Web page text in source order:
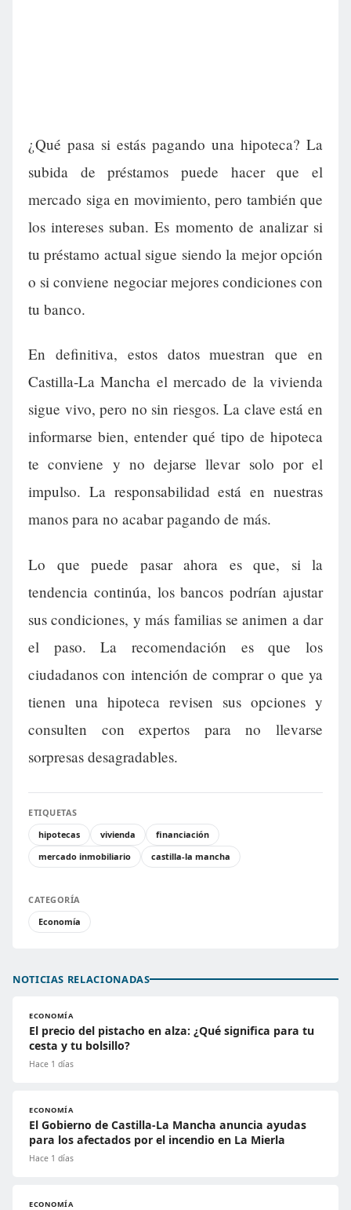
¿Qué pasa si estás pagando una hipoteca? La
subida de préstamos puede hacer que el
mercado siga en movimiento, pero también que
los intereses suban. Es momento de analizar si
tu préstamo actual sigue siendo la mejor opción
o si conviene negociar mejores condiciones con
tu banco.
En definitiva, estos datos muestran que en
Castilla-La Mancha el mercado de la vivienda
sigue vivo, pero no sin riesgos. La clave está en
informarse bien, entender qué tipo de hipoteca
te conviene y no dejarse llevar solo por el
impulso. La responsabilidad está en nuestras
manos para no acabar pagando de más.
Lo que puede pasar ahora es que, si la
tendencia continúa, los bancos podrían ajustar
sus condiciones, y más familias se animen a dar
el paso. La recomendación es que los
ciudadanos con intención de comprar o que ya
tienen una hipoteca revisen sus opciones y
consulten con expertos para no llevarse
sorpresas desagradables.
ETIQUETAS
hipotecas
vivienda
financiación
mercado inmobiliario
castilla-la mancha
CATEGORÍA
Economía
NOTICIAS RELACIONADAS
ECONOMÍA
El precio del pistacho en alza: ¿Qué significa para tu
cesta y tu bolsillo?
Hace 1 días
ECONOMÍA
El Gobierno de Castilla-La Mancha anuncia ayudas
para los afectados por el incendio en La Mierla
Hace 1 días
ECONOMÍA